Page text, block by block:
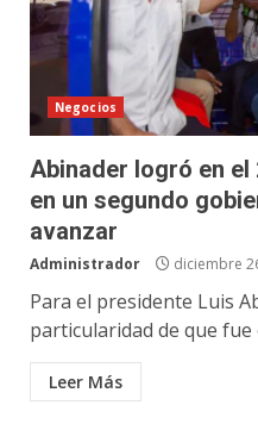
Negocios
Abinader logró en el
en un segundo
avanzar
Administrador diciembre
Para el presidente Luis
particularidad de que fue
Leer Más